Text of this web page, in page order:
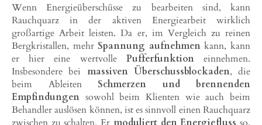
Wenn Energieüberschüsse zu bearbeiten sind, kann
Rauchquarz in der aktiven Energiearbeit wirklich
großartige Arbeit leisten. Da er, im Vergleich zu reinen
Bergkristallen, mehr Spannung aufnehmenkann, kann
er hier eine wertvolle Pufferfunktioneinnehmen.
Insbesondere bei massiven Überschussblockaden, die
beim Ableiten Schmerzen und brennenden
Empfindungen sowohl beim Klienten wie auch beim
Behandler auslösen können, ist es sinnvoll einen Rauchquarz